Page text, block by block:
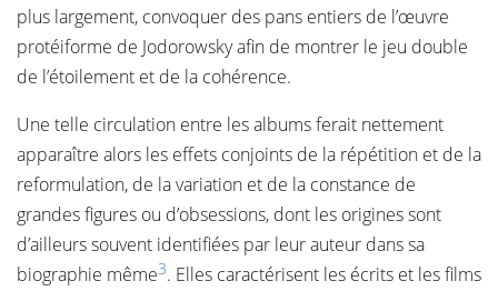
plus largement, convoquer des pans entiers de l’œuvre
protéiforme de Jodorowsky afin de montrer le jeu double
de l’étoilement et de la cohérence.
Une telle circulation entre les albums ferait nettement
apparaître alors les effets conjoints de la répétition et de la
reformulation, de la variation et de la constance de
grandes figures ou d’obsessions, dont les origines sont
d’ailleurs souvent identifiées par leur auteur dans sa
biographie même3. Elles caractérisent les écrits et les films